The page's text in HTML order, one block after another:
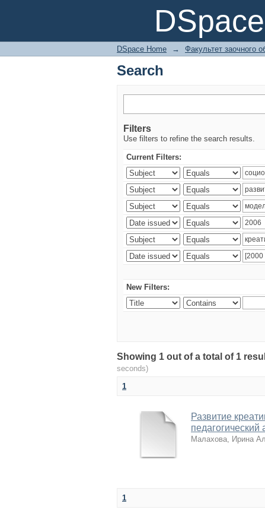
Search
DSpace Home → Факультет заочного
Search
Filters
Use filters to refine the search results.
Current Filters:
New Filters:
Showing 1 out of a total of 1
seconds)
1
Развитие
педагогический
Малахова, Ирина
1